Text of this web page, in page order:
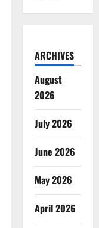
ARCHIVES
August
2026
July 2026
June 2026
May 2026
April 2026